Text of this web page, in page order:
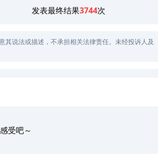
发表最终结果3744次
其说法或描述，不承担相关法律责任。未经投诉人及
受吧～